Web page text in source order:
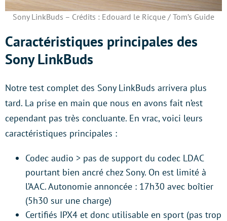
Sony LinkBuds – Crédits : Edouard le Ricque / Tom’s Guide
Caractéristiques principales des
Sony LinkBuds
Notre test complet des Sony LinkBuds arrivera plus
tard. La prise en main que nous en avons fait n’est
cependant pas très concluante. En vrac, voici leurs
caractéristiques principales :
Codec audio > pas de support du codec LDAC
pourtant bien ancré chez Sony. On est limité à
l’AAC. Autonomie annoncée : 17h30 avec boîtier
(5h30 sur une charge)
Certifiés IPX4 et donc utilisable en sport (pas trop